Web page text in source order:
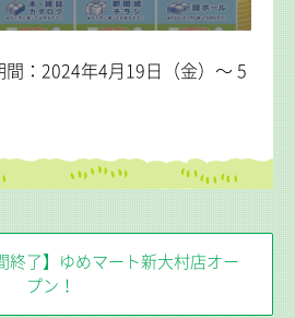
間：2024年4月19日（金）～ 5
終了】ゆめマート新大村店オー
プン！